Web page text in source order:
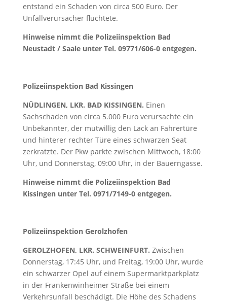
entstand ein Schaden von circa 500 Euro. Der
Unfallverursacher flüchtete.
Hinweise nimmt die Polizeiinspektion Bad
Neustadt / Saale unter Tel. 09771/606-0 entgegen.
Polizeiinspektion Bad Kissingen
NÜDLINGEN, LKR. BAD KISSINGEN. Einen
Sachschaden von circa 5.000 Euro verursachte ein
Unbekannter, der mutwillig den Lack an Fahrertüre
und hinterer rechter Türe eines schwarzen Seat
zerkratzte. Der Pkw parkte zwischen Mittwoch, 18:00
Uhr, und Donnerstag, 09:00 Uhr, in der Bauerngasse.
Hinweise nimmt die Polizeiinspektion Bad
Kissingen unter Tel. 0971/7149-0 entgegen.
Polizeiinspektion Gerolzhofen
GEROLZHOFEN, LKR. SCHWEINFURT. Zwischen
Donnerstag, 17:45 Uhr, und Freitag, 19:00 Uhr, wurde
ein schwarzer Opel auf einem Supermarktparkplatz
in der Frankenwinheimer Straße bei einem
Verkehrsunfall beschädigt. Die Höhe des Schadens